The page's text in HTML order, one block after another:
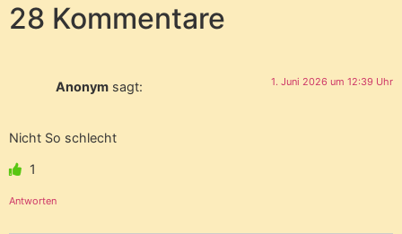
28 Kommentare
Anonym sagt: 1. Juni 2026 um 12:39 Uhr
Nicht So schlecht
1
Antworten